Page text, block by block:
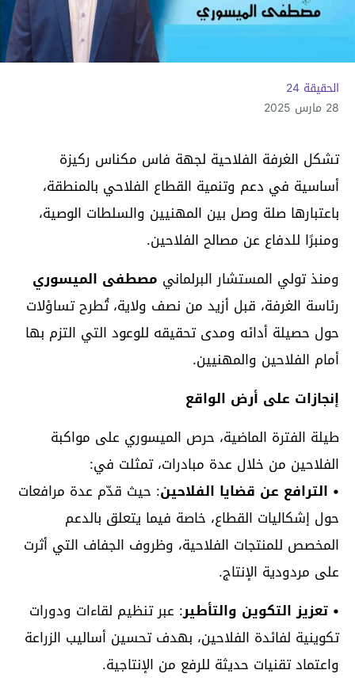
الحقيقة 24
28 مارس 2025
تشكل الغرفة الفلاحية لجهة فاس مكناس ركيزة
أساسية في دعم وتنمية القطاع الفلاحي بالمنطقة،
باعتبارها صلة وصل بين المهنيين والسلطات الوصية،
ومنبرًا للدفاع عن مصالح الفلاحين.
ومنذ تولي المستشار البرلماني مصطفى الميسوري
رئاسة الغرفة، قبل أزيد من نصف ولاية، تُطرح تساؤلات
حول حصيلة أدائه ومدى تحقيقه للوعود التي التزم بها
أمام الفلاحين والمهنيين.
إنجازات على أرض الواقع
طيلة الفترة الماضية، حرص الميسوري على مواكبة
الفلاحين من خلال عدة مبادرات، تمثلت في:
• الترافع عن قضايا الفلاحين: حيث قدّم عدة مرافعات
حول إشكاليات القطاع، خاصة فيما يتعلق بالدعم
المخصص للمنتجات الفلاحية، وظروف الجفاف التي أثرت
على مردودية الإنتاج.
• تعزيز التكوين والتأطير: عبر تنظيم لقاءات ودورات
تكوينية لفائدة الفلاحين، بهدف تحسين أساليب الزراعة
واعتماد تقنيات حديثة للرفع من الإنتاجية.